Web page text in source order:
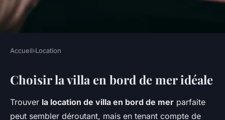
Louer une villa en bord de mer
: guide pratique
Accueil›Location
Choisir la villa en bord de mer idéale
Trouver la location de villa en bord de mer parfaite
peut sembler déroutant, mais en tenant compte de